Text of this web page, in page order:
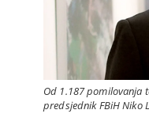
Od 1.187 pomilovanja
predsjednik FBiH Niko